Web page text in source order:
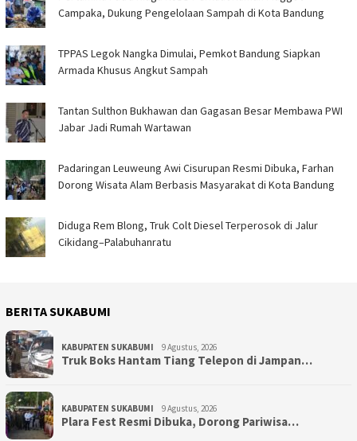
Campaka, Dukung Pengelolaan Sampah di Kota Bandung
TPPAS Legok Nangka Dimulai, Pemkot Bandung Siapkan
Armada Khusus Angkut Sampah
Tantan Sulthon Bukhawan dan Gagasan Besar Membawa PWI
Jabar Jadi Rumah Wartawan
Padaringan Leuweung Awi Cisurupan Resmi Dibuka, Farhan
Dorong Wisata Alam Berbasis Masyarakat di Kota Bandung
Diduga Rem Blong, Truk Colt Diesel Terperosok di Jalur
Cikidang–Palabuhanratu
BERITA SUKABUMI
KABUPATEN SUKABUMI 9 Agustus, 2026
Truk Boks Hantam Tiang Telepon di Jampan…
KABUPATEN SUKABUMI 9 Agustus, 2026
Plara Fest Resmi Dibuka, Dorong Pariwisa…